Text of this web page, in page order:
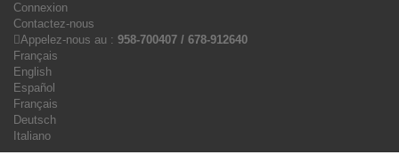
Connexion
Contactez-nous
Appelez-nous au : 958-700407 / 678-912640
Français
English
Español
Français
Deutsch
Italiano